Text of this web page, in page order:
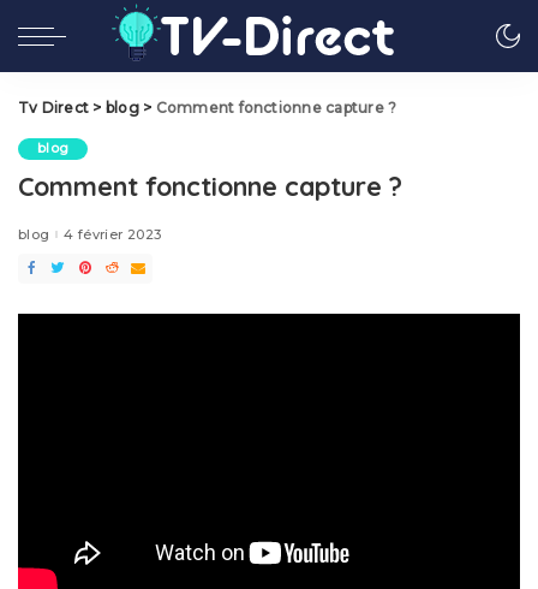
Tv Direct > blog> Comment fonctionne capture ?
blog
Comment fonctionne capture ?
blog 4 février 2023